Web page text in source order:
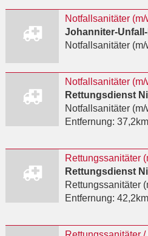
Notfallsanitäter (m/
Johanniter-Unfall-
Notfallsanitäter (m/
Rettungsdienst
Notfallsanitäter (m/
Entfernung: 37,2km
Rettungsdienst
Rettungssanitäter
Entfernung: 42,2km